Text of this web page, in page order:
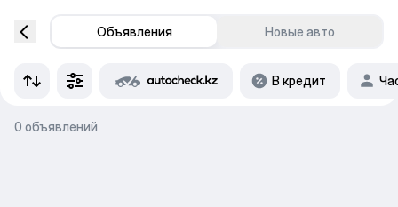
Объявления Новые авто
В кредит
0 объявлений